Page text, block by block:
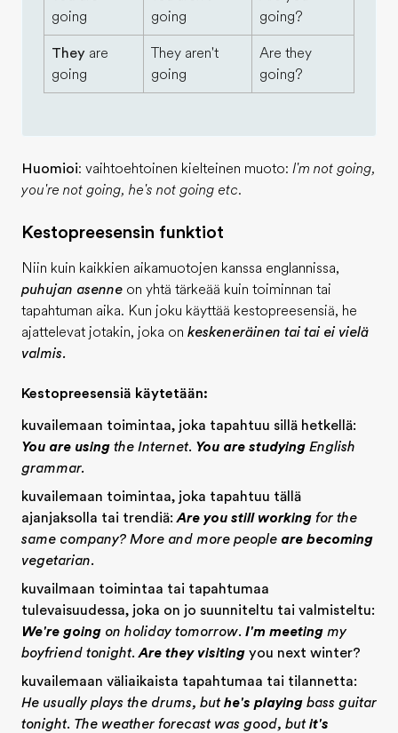
going
going
going?
They are
going
They aren't
going
Are they
going?
Huomioi: vaihtoehtoinen kielteinen muoto: I'm not going,
you're not going, he's not going etc.
Kestopreesensin funktiot
Niin kuin kaikkien aikamuotojen kanssa englannissa,
puhujan asenne on yhtä tärkeää kuin toiminnan tai
tapahtuman aika. Kun joku käyttää kestopreesensiä, he
ajattelevat jotakin, joka on keskeneräinen tai tai ei vielä
valmis.
Kestopreesensiä käytetään:
kuvailemaan toimintaa, joka tapahtuu sillä hetkellä:
You are using the Internet. You are studying English
grammar.
kuvailemaan toimintaa, joka tapahtuu tällä
ajanjaksolla tai trendiä:Are you still working for the
same company? More and more people are becoming
vegetarian.
kuvailmaan toimintaa tai tapahtumaa
tulevaisuudessa, joka on jo suunniteltu tai valmisteltu:
We're going on holiday tomorrow. I'm meeting my
boyfriend tonight.Are they visiting you next winter?
kuvailemaan väliaikaista tapahtumaa tai tilannetta:
He usually plays the drums, buthe's playing bass guitar
tonight. The weather forecast was good, butit's